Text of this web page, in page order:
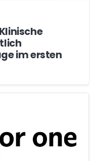
im ersten